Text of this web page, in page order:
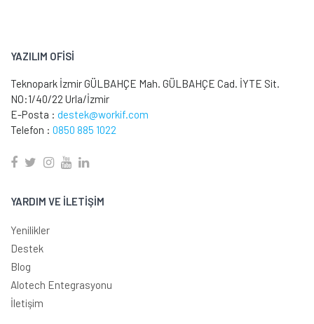
YAZILIM OFİSİ
Teknopark İzmir GÜLBAHÇE Mah. GÜLBAHÇE Cad. İYTE Sit.
NO:1/40/22 Urla/İzmir
E-Posta : destek@workif.com
Telefon : 0850 885 1022
YARDIM VE İLETİŞİM
Yenilikler
Destek
Blog
Alotech Entegrasyonu
İletişim